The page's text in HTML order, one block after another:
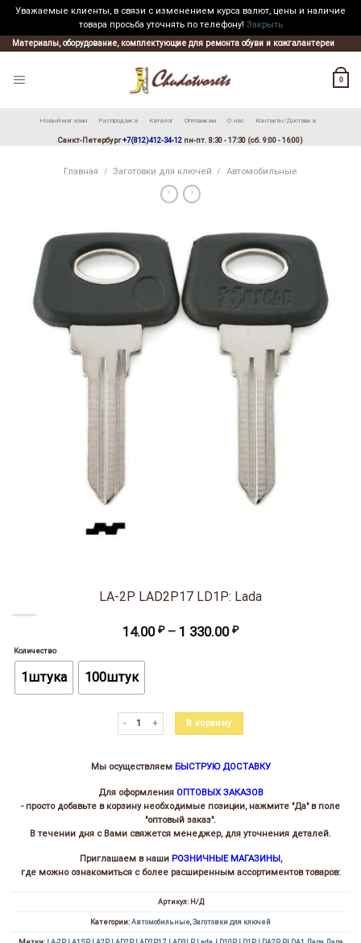
Уважаемые клиенты, в связи с изменением курса валют, цены и наличие
товара просьба уточнять по телефону! Закрыть
Skip
to
Материалы, оборудование, комплектующие для ремонта обуви и кожгалантереи
0
Новый магазин Распродажа Каталог Оптовикам О нас Контакты/Доставка
Санкт-Петербург+7(812)412-34-12 пн-пт. 8:30 - 17:30 (сб. 9:00 - 16:00)
Главная / Заготовки для ключей / Автомобильные
LA-2P LAD2P17 LD1P: Lada
14.00 ₽ – 1 330.00 ₽Диапазон
Количество
1штука 100штук
Количество товара LA-2P LAD2P17 LD1P: Lada
В корзину
Мы осуществляем БЫСТРУЮ ДОСТАВКУ
Для оформления ОПТОВЫХ ЗАКАЗОВ
- просто добавьте в корзину необходимые позиции, нажмите "Да" в поле
"оптовый заказ".
В течении дня с Вами свяжется менеджер, для уточнения деталей.
Приглашаем в наши РОЗНИЧНЫЕ МАГАЗИНЫ,
где можно ознакомиться с более расширенным ассортиментов товаров:
Артикул: Н/Д
Категории: Автомобильные, Заготовки для ключей